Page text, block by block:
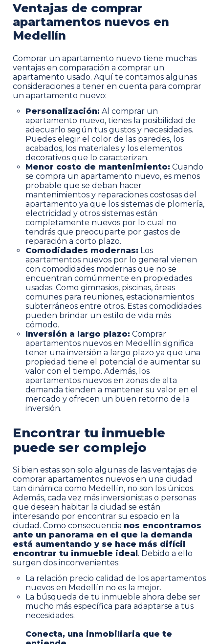
Ventajas de comprar
apartamentos nuevos en
Medellín
Comprar un apartamento nuevo tiene muchas
ventajas en comparación a comprar un
apartamento usado. Aquí te contamos algunas
consideraciones a tener en cuenta para comprar
un apartamento nuevo:
Personalización: Al comprar un
apartamento nuevo, tienes la posibilidad de
adecuarlo según tus gustos y necesidades.
Puedes elegir el color de las paredes, los
acabados, los materiales y los elementos
decorativos que lo caracterizan.
Menor costo de mantenimiento: Cuando
se compra un apartamento nuevo, es menos
probable que se deban hacer
mantenimientos y reparaciones costosas del
apartamento ya que los sistemas de plomería,
electricidad y otros sistemas están
completamente nuevos por lo cual no
tendrás que preocuparte por gastos de
reparación a corto plazo.
Comodidades modernas: Los
apartamentos nuevos por lo general vienen
con comodidades modernas que no se
encuentran comúnmente en propiedades
usadas. Como gimnasios, piscinas, áreas
comunes para reuniones, estacionamientos
subterráneos entre otros. Estas comodidades
pueden brindar un estilo de vida más
cómodo.
Inversión a largo plazo: Comprar
apartamentos nuevos en Medellín significa
tener una inversión a largo plazo ya que una
propiedad tiene el potencial de aumentar su
valor con el tiempo. Además, los
apartamentos nuevos en zonas de alta
demanda tienden a mantener su valor en el
mercado y ofrecen un buen retorno de la
inversión.
Encontrar tu inmueble
puede ser complejo
Si bien estas son solo algunas de las ventajas de
comprar apartamentos nuevos en una ciudad
tan dinámica como Medellín, no son los únicos.
Además, cada vez más inversionistas o personas
que desean habitar la ciudad se están
interesando por encontrar su espacio en la
ciudad. Como consecuencia nos encontramos
ante un panorama en el que la demanda
está aumentando y se hace más difícil
encontrar tu inmueble ideal . Debido a ello
surgen dos inconvenientes:
La relación precio calidad de los apartamentos
nuevos en Medellín no es la mejor.
La búsqueda de tu inmueble ahora debe ser
mucho más específica para adaptarse a tus
necesidades.
Conecta, una inmobiliaria que te